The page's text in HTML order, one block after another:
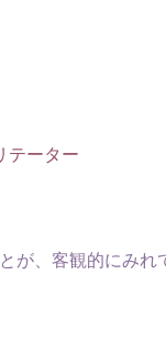
テーター
が、客観的にみれ